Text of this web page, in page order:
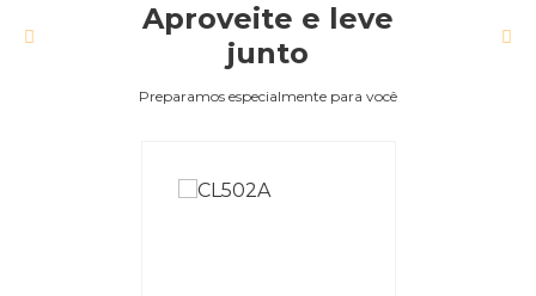
Aproveite e leve
junto
Preparamos especialmente para você